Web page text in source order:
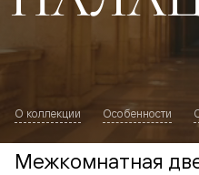
О коллекции Особенности
Межкомнатная